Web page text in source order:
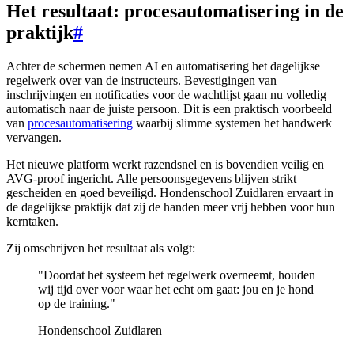
Het resultaat: procesautomatisering in de
praktijk#
Achter de schermen nemen AI en automatisering het dagelijkse
regelwerk over van de instructeurs. Bevestigingen van
inschrijvingen en notificaties voor de wachtlijst gaan nu volledig
automatisch naar de juiste persoon. Dit is een praktisch voorbeeld
van procesautomatisering waarbij slimme systemen het handwerk
vervangen.
Het nieuwe platform werkt razendsnel en is bovendien veilig en
AVG-proof ingericht. Alle persoonsgegevens blijven strikt
gescheiden en goed beveiligd. Hondenschool Zuidlaren ervaart in
de dagelijkse praktijk dat zij de handen meer vrij hebben voor hun
kerntaken.
Zij omschrijven het resultaat als volgt:
"Doordat het systeem het regelwerk overneemt, houden
wij tijd over voor waar het echt om gaat: jou en je hond
op de training."
Hondenschool Zuidlaren